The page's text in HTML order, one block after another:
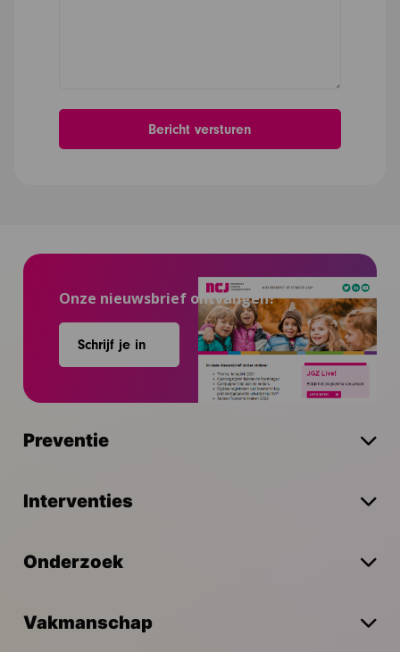
Onze nieuwsbrief ontvangen?
Schrijf je in
Preventie
Interventies
Onderzoek
Vakmanschap